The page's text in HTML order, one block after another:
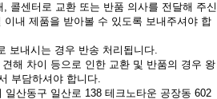
콜센터로 교환 또는 반품 의사를 전달해 주신
내 제품을 받아볼 수 있도록 보내주셔야 합
보내시는 경우 반송 처리됩니다.
해 차이 등으로 인한 교환 및 반품의 경우 왕
부담하셔야 합니다.
산동구 일산로 138 테크노타운 공장동 602